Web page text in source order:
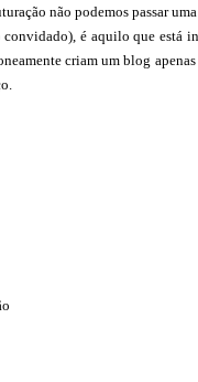
não podemos passar
é aquilo que está
criam um blog